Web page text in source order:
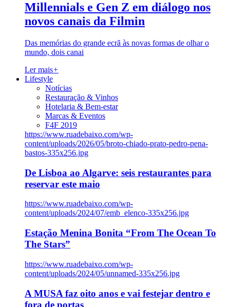
Millennials e Gen Z em diálogo nos
novos canais da Filmin
Das memórias do grande ecrã às novas formas de olhar o
mundo, dois canai
Ler mais+
Lifestyle
Notícias
Restauração & Vinhos
Hotelaria & Bem-estar
Marcas & Eventos
F4F 2019
https://www.ruadebaixo.com/wp-
content/uploads/2026/05/broto-chiado-prato-pedro-pena-
bastos-335x256.jpg
De Lisboa ao Algarve: seis restaurantes para
reservar este maio
https://www.ruadebaixo.com/wp-
content/uploads/2024/07/emb_elenco-335x256.jpg
Estação Menina Bonita “From The Ocean To
The Stars”
https://www.ruadebaixo.com/wp-
content/uploads/2024/05/unnamed-335x256.jpg
A MUSA faz oito anos e vai festejar dentro e
fora de portas